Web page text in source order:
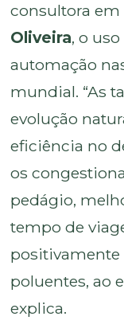
consultora
Oliveira, o
automação
mundial. “As
evolução
eficiência no
os
pedágio,
tempo de
positivamente
poluentes, ao
explica.